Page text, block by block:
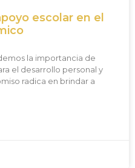
escolar en el
la importancia de
el desarrollo personal y
radica en brindar a